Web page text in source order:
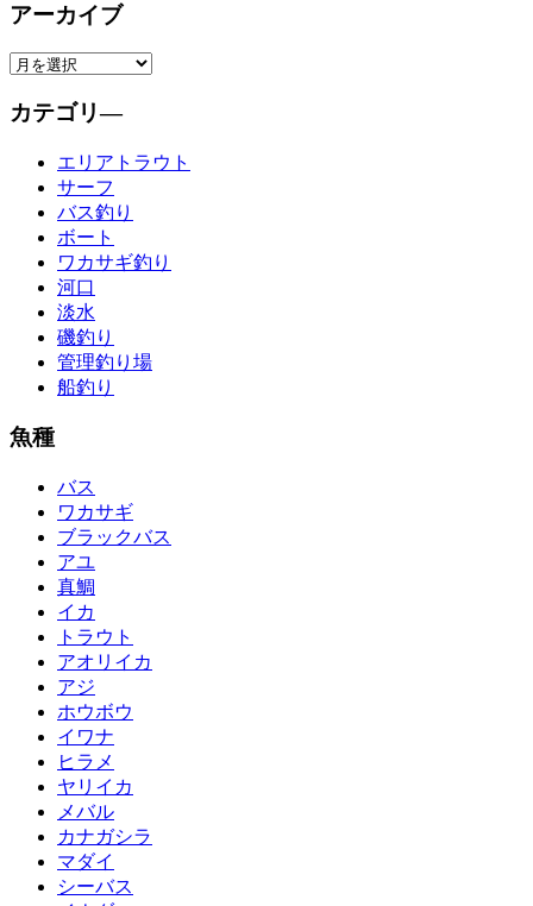
アーカイブ
カテゴリ―
エリアトラウト
サーフ
バス釣り
ボート
ワカサギ釣り
河口
淡水
磯釣り
管理釣り場
船釣り
魚種
バス
ワカサギ
ブラックバス
アユ
真鯛
イカ
トラウト
アオリイカ
アジ
ホウボウ
イワナ
ヒラメ
ヤリイカ
メバル
カナガシラ
マダイ
シーバス